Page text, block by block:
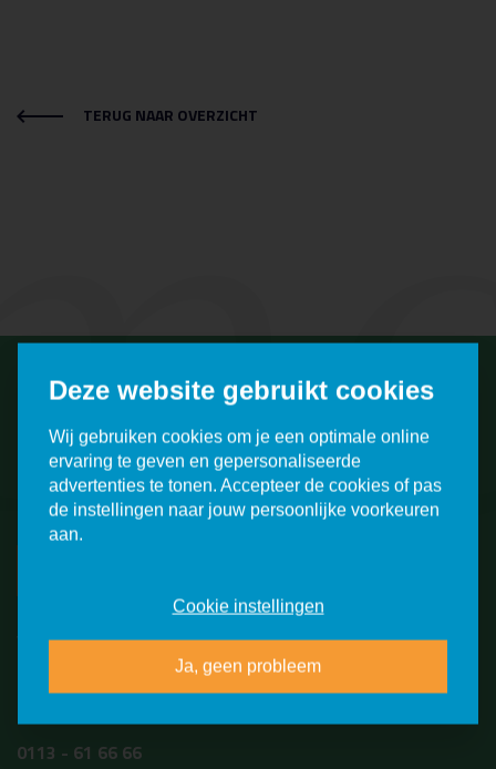
TERUG NAAR OVERZICHT
Meld je aan voor een
rondleiding!
Vragen?
0113 - 61 66 66
Deze website gebruikt cookies
Wij gebruiken cookies om je een optimale online
ervaring te geven en gepersonaliseerde
advertenties te tonen. Accepteer de cookies of pas
de instellingen naar jouw persoonlijke voorkeuren
aan.
Cookie instellingen
Ja, geen probleem